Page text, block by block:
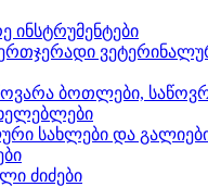
ინსტრუმენტები
ბოთლები,
სახლები და
ძიძები